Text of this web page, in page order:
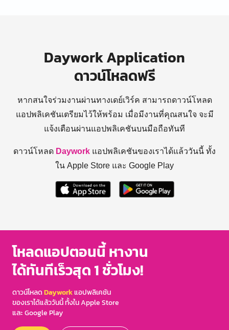
Daywork Application
ดาวน์โหลดฟรี
หากสนใจร่วมงานผ่านทางเดย์เวิร์ค สามารถดาวน์โหลด
แอปพลิเคชันเตรียมไว้ให้พร้อม เมื่อมีงานที่คุณสนใจ จะมี
แจ้งเตือนผ่านแอปพลิเคชันบนมือถือทันที
ดาวน์โหลด Daywork แอปพลิเคชันของเราได้แล้ววันนี้ ทั้ง
ใน Apple Store และ Google Play
โหลดแอปตอนนี้ หางาน
ได้ทันทีเร็วสุด 1 ชั่วโมง!
ดาวน์โหลดDayworkแอปพลิเคชัน
ของเราได้แล้ววันนี้ ทั้งใน Apple Store
และ Google Play